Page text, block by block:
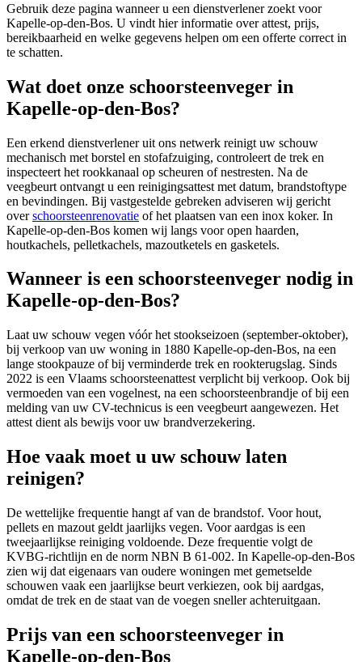
Gebruik deze pagina wanneer u een dienstverlener zoekt voor
Kapelle-op-den-Bos. U vindt hier informatie over attest, prijs,
bereikbaarheid en welke gegevens helpen om een offerte correct in
te schatten.
Wat doet onze schoorsteenveger in
Kapelle-op-den-Bos?
Een erkend dienstverlener uit ons netwerk reinigt uw schouw
mechanisch met borstel en stofafzuiging, controleert de trek en
inspecteert het rookkanaal op scheuren of nestresten. Na de
veegbeurt ontvangt u een reinigingsattest met datum, brandstoftype
en bevindingen. Bij vastgestelde gebreken adviseren wij gericht
overschoorsteenrenovatie of het plaatsen van een inox koker. In
Kapelle-op-den-Bos komen wij langs voor open haarden,
houtkachels, pelletkachels, mazoutketels en gasketels.
Wanneer is een schoorsteenveger nodig in
Kapelle-op-den-Bos?
Laat uw schouw vegen vóór het stookseizoen (september-oktober),
bij verkoop van uw woning in 1880 Kapelle-op-den-Bos, na een
lange stookpauze of bij verminderde trek en rookterugslag. Sinds
2022 is een Vlaams schoorsteenattest verplicht bij verkoop. Ook bij
vermoeden van een vogelnest, na een schoorsteenbrandje of bij een
melding van uw CV-technicus is een veegbeurt aangewezen. Het
attest dient als bewijs voor uw brandverzekering.
Hoe vaak moet u uw schouw laten
reinigen?
De wettelijke frequentie hangt af van de brandstof. Voor hout,
pellets en mazout geldt jaarlijks vegen. Voor aardgas is een
tweejaarlijkse reiniging voldoende. Deze frequentie volgt de
KVBG-richtlijn en de norm NBN B 61-002. In Kapelle-op-den-Bos
zien wij dat eigenaars van oudere woningen met gemetselde
schouwen vaak een jaarlijkse beurt verkiezen, ook bij aardgas,
omdat de trek en de staat van de voegen sneller achteruitgaan.
Prijs van een schoorsteenveger in
Kapelle-op-den-Bos